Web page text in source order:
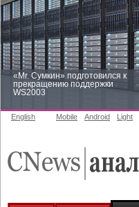
«Mr. Сумкин» подготовился к
прекращению поддержки
WS2003
аналитике
English Mobile Android Light